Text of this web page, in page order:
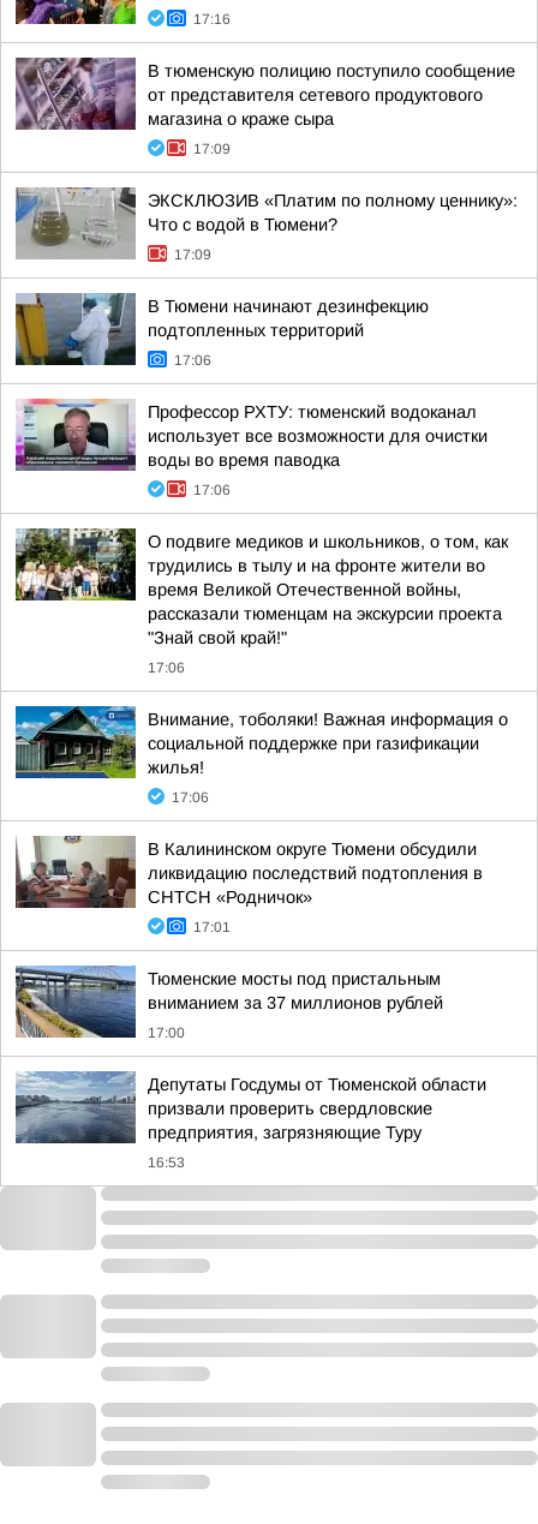
17:16
В тюменскую полицию поступило сообщение
от представителя сетевого продуктового
магазина о краже сыра
17:09
ЭКСКЛЮЗИВ «Платим по полному ценнику»:
Что с водой в Тюмени?
17:09
В Тюмени начинают дезинфекцию
подтопленных территорий
17:06
Профессор РХТУ: тюменский водоканал
использует все возможности для очистки
воды во время паводка
17:06
О подвиге медиков и школьников, о том, как
трудились в тылу и на фронте жители во
время Великой Отечественной войны,
рассказали тюменцам на экскурсии проекта
"Знай свой край!"
17:06
Внимание, тоболяки! Важная информация о
социальной поддержке при газификации
жилья!
17:06
В Калининском округе Тюмени обсудили
ликвидацию последствий подтопления в
СНТСН «Родничок»
17:01
Тюменские мосты под пристальным
вниманием за 37 миллионов рублей
17:00
Депутаты Госдумы от Тюменской области
призвали проверить свердловские
предприятия, загрязняющие Туру
16:53